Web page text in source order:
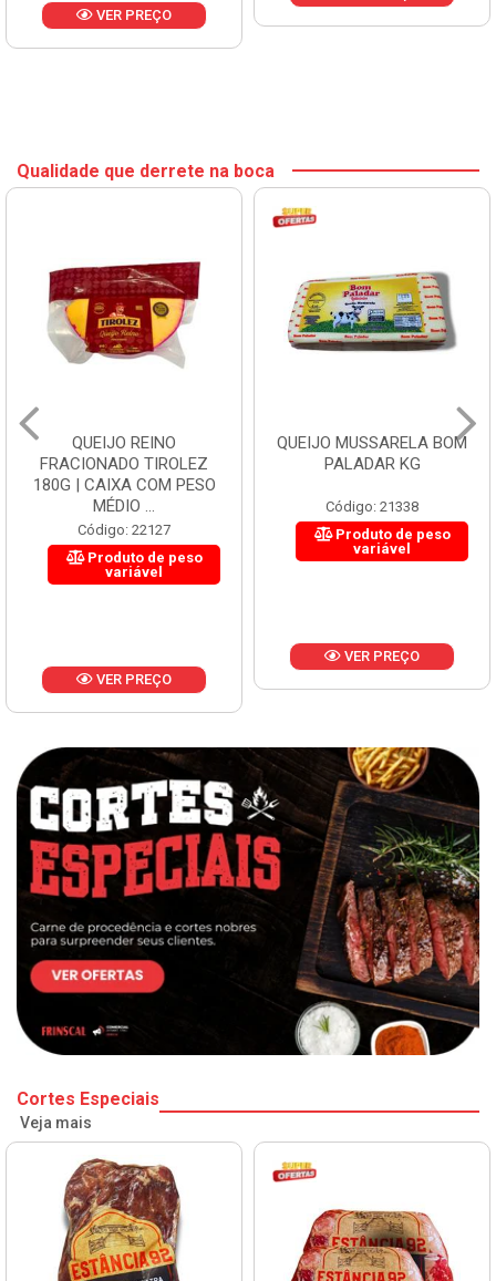
VER PREÇO
Qualidade que derrete na boca
QUEIJO REINO
FRACIONADO TIROLEZ
180G | CAIXA COM PESO
MÉDIO ...
Código: 22127
Produto de peso
variável
VER PREÇO
QUEIJO MUSSARELA BOM
PALADAR KG
Código: 21338
Produto de peso
variável
VER PREÇO
Cortes Especiais
Veja mais